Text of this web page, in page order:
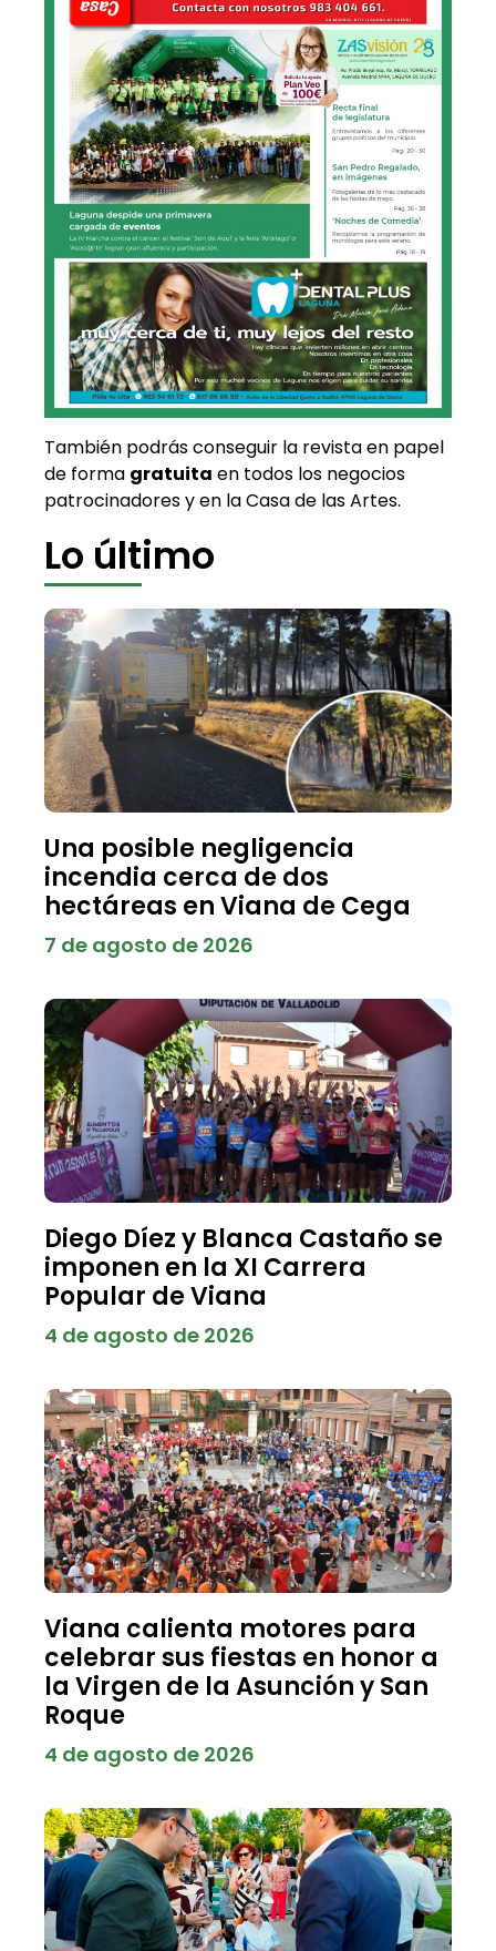
También podrás conseguir la revista en papel
de forma gratuita en todos los negocios
patrocinadores y en la Casa de las Artes.
Lo último
Una posible negligencia
incendia cerca de dos
hectáreas en Viana de Cega
7 de agosto de 2026
Diego Díez y Blanca Castaño se
imponen en la XI Carrera
Popular de Viana
4 de agosto de 2026
Viana calienta motores para
celebrar sus fiestas en honor a
la Virgen de la Asunción y San
Roque
4 de agosto de 2026